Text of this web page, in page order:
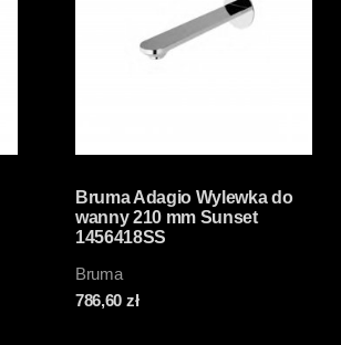
Bruma Adagio Wylewka do
wanny 210 mm Sunset
1456418SS
Bruma
786,60 zł